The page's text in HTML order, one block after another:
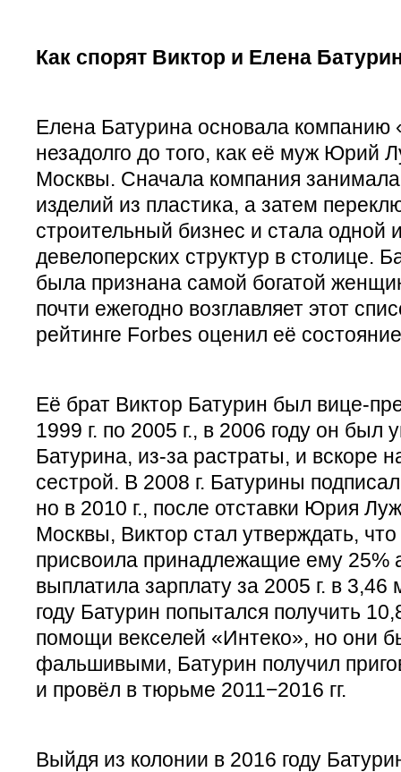
Как спорят Виктор и Елена
Елена Батурина основала компанию
незадолго до того, как её муж Юрий
Москвы. Сначала компания
изделий из пластика, а затем
строительный бизнес и стала одной
девелоперских структур в столице.
была признана самой богатой
почти ежегодно возглавляет этот
рейтинге Forbes оценил её
Её брат Виктор Батурин был вице-
1999 г. по 2005 г., в 2006 году он был
Батурина, из-за растраты, и вскоре
сестрой. В 2008 г. Батурины
но в 2010 г., после отставки Юрия
Москвы, Виктор стал утверждать,
присвоила принадлежащие ему 25%
выплатила зарплату за 2005 г. в
году Батурин попытался получить
помощи векселей «Интеко», но они
фальшивыми, Батурин получил
и провёл в тюрьме 2011−2016 гг.
Выйдя из колонии в 2016 году